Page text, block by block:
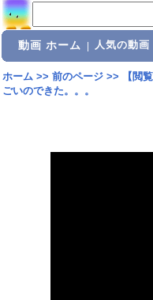
動画 ホーム 人気の動画
ホーム>> 前のページ>>
【閲
ごいのできた。。。